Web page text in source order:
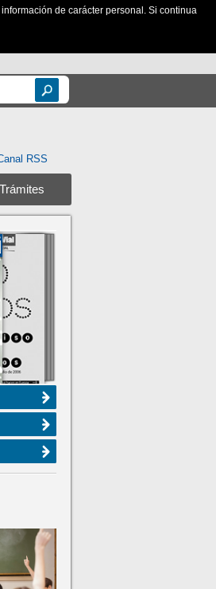
de carácter personal. Si continua
RSS
Trámites